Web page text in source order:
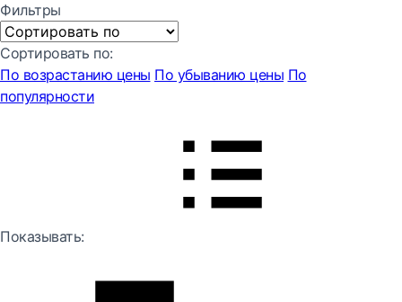
Фильтры
Сортировать по:
По возрастанию цены По убыванию цены По
популярности
Показывать: